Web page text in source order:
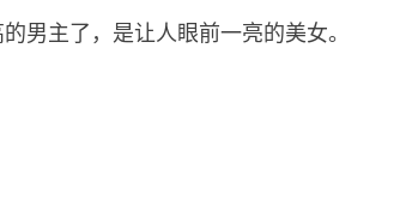
男主了，是让人眼前一亮的美女。